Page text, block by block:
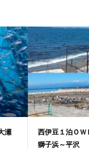
西伊豆１泊ＯＷＤ海洋
獅子浜～平沢